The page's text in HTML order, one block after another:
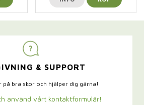
& SUPPORT
på bra skor och hjälper dig gärna!
använd vårt kontaktformulär!